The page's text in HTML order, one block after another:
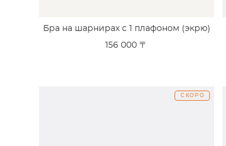
Бра на шарнирах с 1 плафоном (экрю)
156 000 〒
СКОРО